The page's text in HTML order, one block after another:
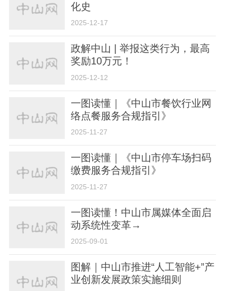
化史
2025-12-17
政解中山 | 举报这类行为，最高
奖励10万元！
2025-12-12
一图读懂｜《中山市餐饮行业网
络点餐服务合规指引》
2025-11-27
一图读懂｜《中山市停车场扫码
缴费服务合规指引》
2025-11-27
一图读懂！中山市属媒体全面启
动系统性变革→
2025-09-01
图解｜中山市推进“人工智能+”产
业创新发展政策实施细则